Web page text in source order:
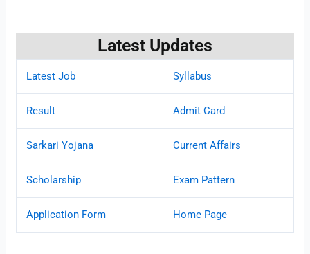
Latest Updates
Latest Job Syllabus
Result Admit Card
Sarkari Yojana Current Affairs
Scholarship Exam Pattern
Application Form Home Page